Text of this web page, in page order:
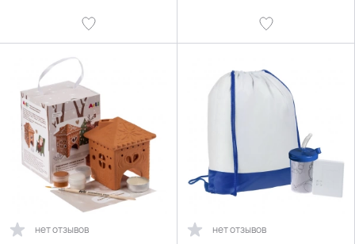
нет отзывов нет отзывов